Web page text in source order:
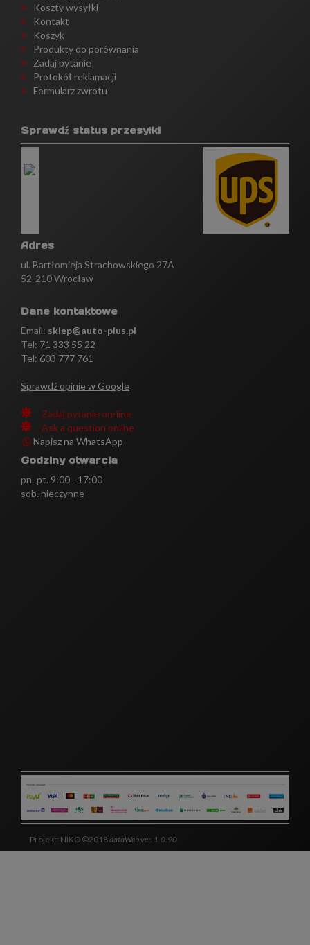
Koszty wysyłki
Kontakt
Koszyk
Produkty do porównania
Zadaj pytanie
Protokół reklamacji
Formularz zwrotu
Sprawdź status przesyłki
Adres
ul. Bartłomieja Strachowskiego 27A
52-210 Wrocław
Dane kontaktowe
Email: sklep@auto-plus.pl
Tel: 71 333 55 22
Tel: 603 777 761
Sprawdź opinie w Google
Zadaj pytanie on-line
Ask a question online
Napisz na WhatsApp
Godziny otwarcia
pn.-pt. 9:00 - 17:00
sob. nieczynne
Projekt: NIKO ©2018dataWeb ver. 1.0.90